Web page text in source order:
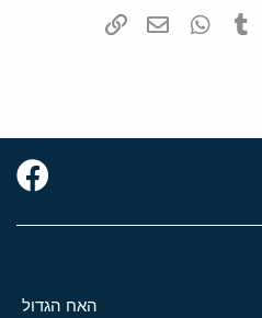
Pinterest
Tumblr
WhatsAppדואר אלקטרוני
האח הגדול